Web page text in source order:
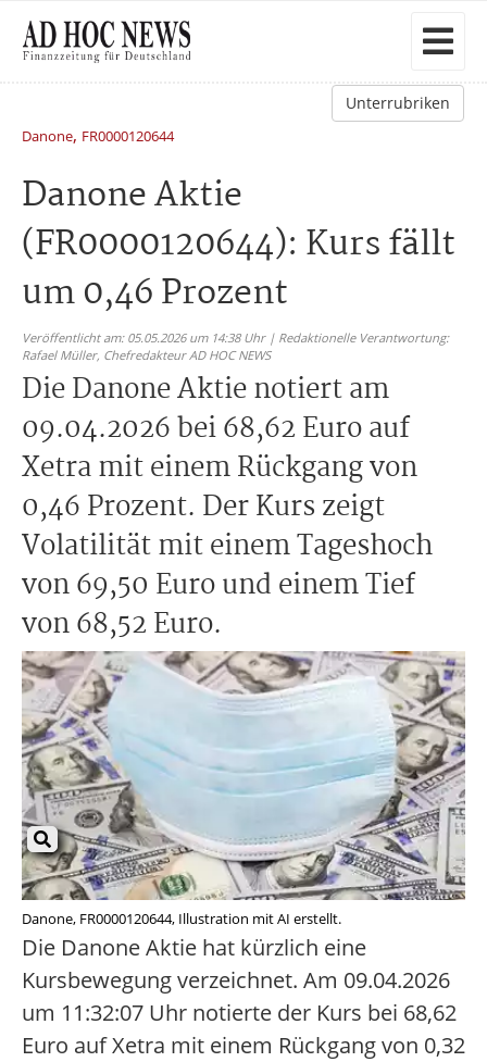
Unterrubriken
Danone, FR0000120644
Danone Aktie
(FR0000120644): Kurs fällt
um 0,46 Prozent
Veröffentlicht am: 05.05.2026 um 14:38 Uhr | Redaktionelle Verantwortung:
Rafael Müller, Chefredakteur AD HOC NEWS
Die Danone Aktie notiert am
09.04.2026 bei 68,62 Euro auf
Xetra mit einem Rückgang von
0,46 Prozent. Der Kurs zeigt
Volatilität mit einem Tageshoch
von 69,50 Euro und einem Tief
von 68,52 Euro.
Danone, FR0000120644, Illustration mit AI erstellt.
Die Danone Aktie hat kürzlich eine
Kursbewegung verzeichnet. Am 09.04.2026
um 11:32:07 Uhr notierte der Kurs bei 68,62
Euro auf Xetra mit einem Rückgang von 0,32